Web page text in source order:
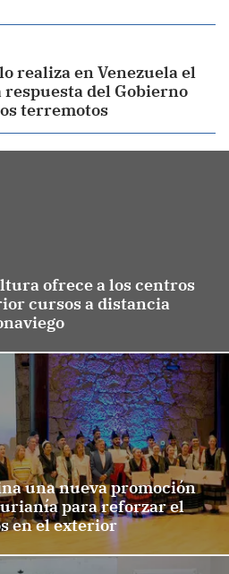
realiza en Venezuela el
del Gobierno
terremotos
ofrece a los centros
cursos a distancia
una nueva promoción
para reforzar el
en el exterior